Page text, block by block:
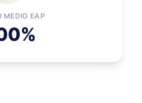
MEDIO EAP